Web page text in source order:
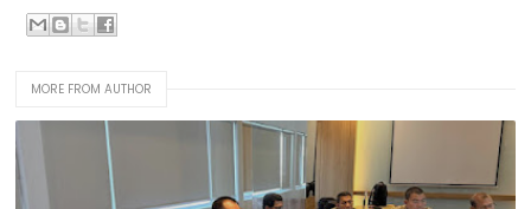
MORE FROM AUTHOR